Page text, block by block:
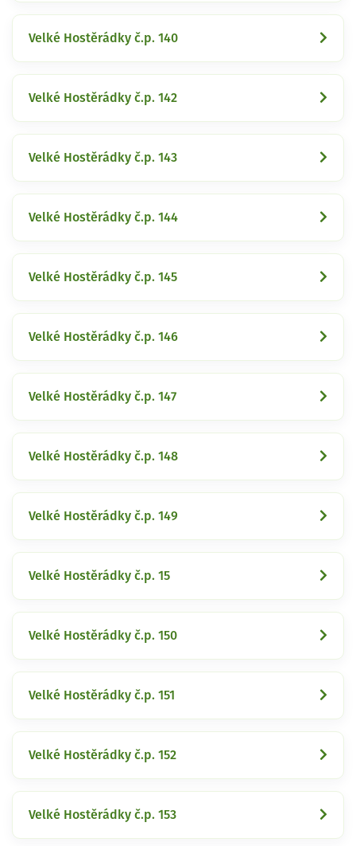
Velké Hostěrádky č.p. 140
Velké Hostěrádky č.p. 142
Velké Hostěrádky č.p. 143
Velké Hostěrádky č.p. 144
Velké Hostěrádky č.p. 145
Velké Hostěrádky č.p. 146
Velké Hostěrádky č.p. 147
Velké Hostěrádky č.p. 148
Velké Hostěrádky č.p. 149
Velké Hostěrádky č.p. 15
Velké Hostěrádky č.p. 150
Velké Hostěrádky č.p. 151
Velké Hostěrádky č.p. 152
Velké Hostěrádky č.p. 153